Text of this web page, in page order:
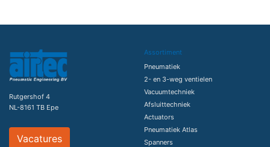
Rutgershof 4
NL-8161 TB Epe
Vacatures
Assortiment
Pneumatiek
2- en 3-weg ventielen
Vacuumtechniek
Afsluittechniek
Actuators
Pneumatiek Atlas
Spanners